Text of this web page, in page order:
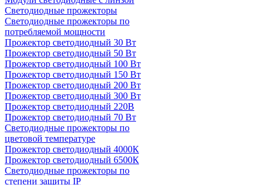
Светодиодные прожекторы
Светодиодные прожекторы по
потребляемой мощности
Прожектор светодиодный 30 Вт
Прожектор светодиодный 50 Вт
Прожектор светодиодный 100 Вт
Прожектор светодиодный 150 Вт
Прожектор светодиодный 200 Вт
Прожектор светодиодный 300 Вт
Прожектор светодиодный 220В
Прожектор светодиодный 70 Вт
Светодиодные прожекторы по
цветовой температуре
Прожектор светодиодный 4000К
Прожектор светодиодный 6500К
Светодиодные прожекторы по
степени защиты IP